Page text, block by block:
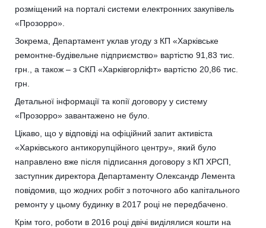
розміщений на порталі системи електронних закупівель
«Прозорро».
Зокрема, Департамент уклав угоду з КП «Харківське
ремонтне-будівельне підприємство» вартістю 91,83 тис.
грн., а також – з СКП «Харківгорліфт» вартістю 20,86 тис.
грн.
Детальної інформації та копії договору у систему
«Прозорро» завантажено не було.
Цікаво, що у відповіді на офіційний запит активіста
«Харківського антикорупційного центру», який було
направлено вже після підписання договору з КП ХРСП,
заступник директора Департаменту Олександр Лемента
повідомив, що жодних робіт з поточного або капітального
ремонту у цьому будинку в 2017 році не передбачено.
Крім того, роботи в 2016 році двічі виділялися кошти на